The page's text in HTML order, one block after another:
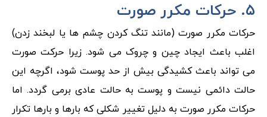
۵. حرکات مکرر صورت
حرکات مکرر صورت (مانند تنگ کردن چشم ها یا لبخند زدن)
اغلب باعث ایجاد چین و چروک می شود. زیرا حرکت صورت
می تواند باعث کشیدگی بیش از حد پوست شود، اگرچه این
حالت دائمی نیست و پوست به حالت عادی برمی گردد. اما
حرکات مکرر صورت به دلیل تغییر شکلی که بارها و بارها تکرار